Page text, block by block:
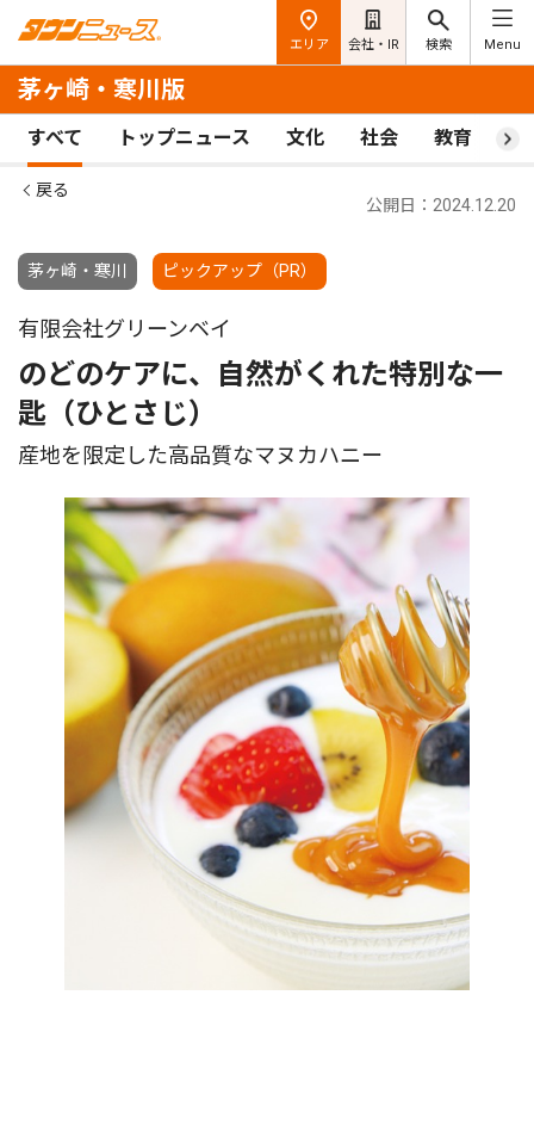
エリア 会社・IR 検索 Menu
茅ヶ崎・寒川版
すべて トップニュース 文化 社会 教育 ス
戻る
茅ヶ崎・寒川 ピックアップ（PR）
公開日：2024.12.20
有限会社グリーンベイ
のどのケアに、自然がくれた特別な一
匙（ひとさじ）
産地を限定した高品質なマヌカハニー